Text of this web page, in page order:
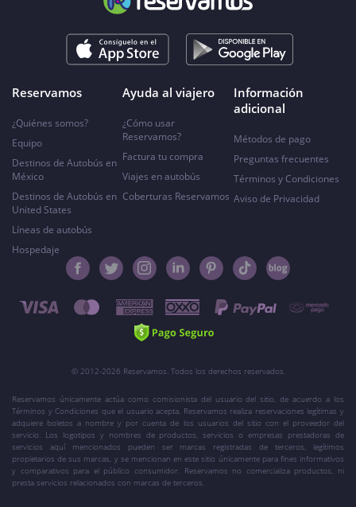
Reservamos
¿Quiénes somos?
Equipo
Destinos de Autobús en
México
Destinos de Autobús en
United States
Líneas de autobús
Hospedaje
Ayuda al viajero
¿Cómo usar
Reservamos?
Factura tu compra
Viajes en autobús
Coberturas Reservamos
Información
adicional
Métodos de pago
Preguntas frecuentes
Términos y Condiciones
Aviso de Privacidad
© 2012-2026 Reservamos. Todos los derechos reservados.
Reservamos únicamente actúa como comisionista del usuario del sitio, de acuerdo a los
Términos y Condiciones que el usuario acepta. Reservamos realiza reservaciones legítimas y
adquiere boletos a nombre y por cuenta de los usuarios del sitio con el proveedor del
servicio. Los logotipos y nombres de productos, servicios o empresas prestadoras de
servicios aquí mencionados pueden ser marcas registradas de terceros, legítimos
propietarios de sus marcas, y se mencionan en este sitio únicamente para fines informativos
y comparativos para el público consumidor. Reservamos no comercializa productos, ni
presta servicios relacionados con marcas de terceros.